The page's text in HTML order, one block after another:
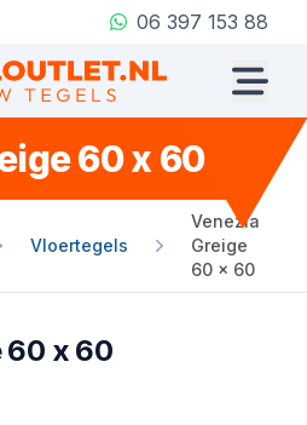
06 397 153 88
60 x 60
Vloertegels
Venezia
Greige
60 x 60
60 x 60